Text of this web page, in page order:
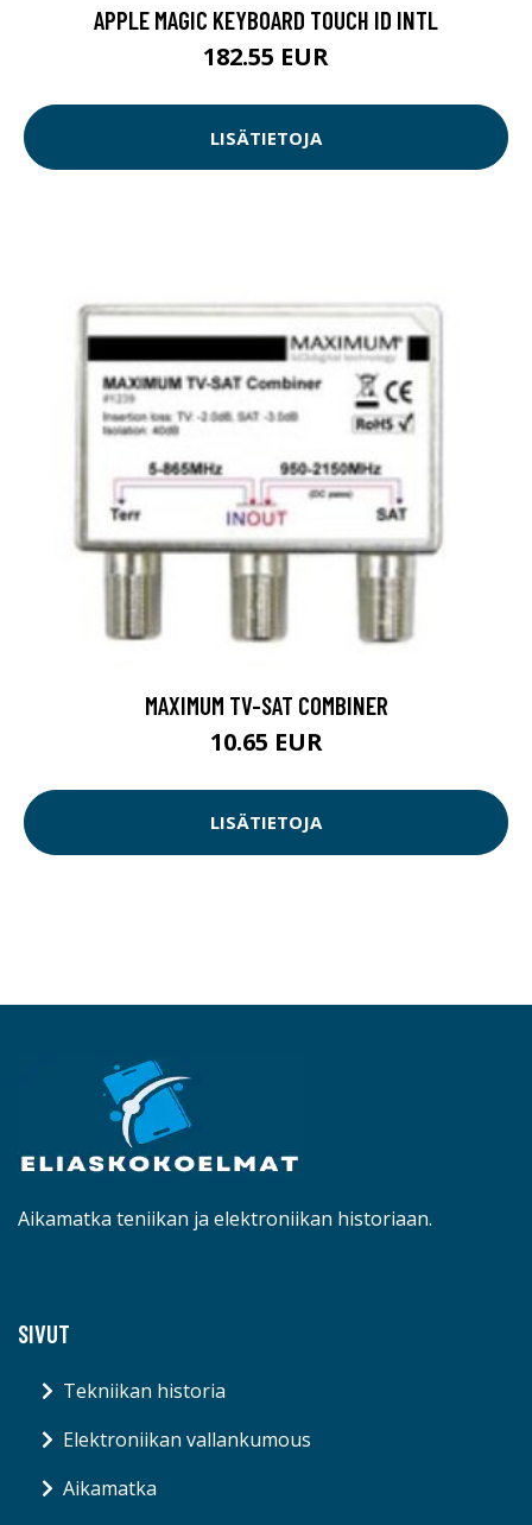
APPLE MAGIC KEYBOARD TOUCH ID INTL
182.55 EUR
LISÄTIETOJA
MAXIMUM TV-SAT COMBINER
10.65 EUR
LISÄTIETOJA
Aikamatka teniikan ja elektroniikan historiaan.
SIVUT
Tekniikan historia
Elektroniikan vallankumous
Aikamatka